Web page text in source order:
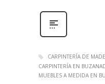
CARPINTERÍA DE
CARPINTERÍA EN
MUEBLES A MEDIDA EN